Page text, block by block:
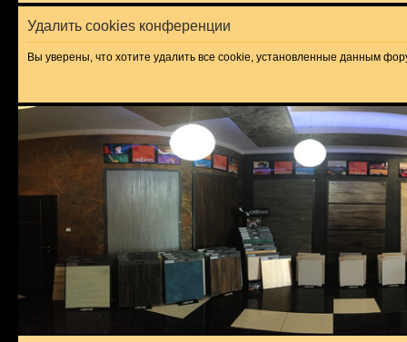
Удалить cookies конференции
Вы уверены, что хотите удалить все cookie, установленные данным